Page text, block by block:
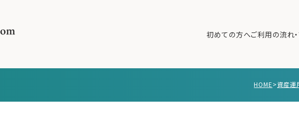
初めての方へご利用の流れ
HOME>資産運